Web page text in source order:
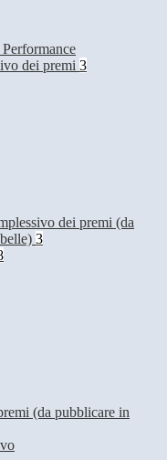
dei premi 3
dei premi (da
3
(da pubblicare in